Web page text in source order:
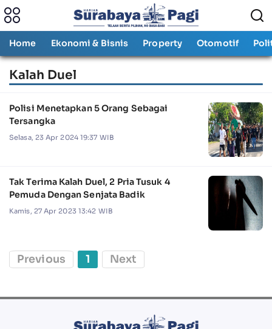
Home Ekonomi & Bisnis Property Otomotif
Kalah Duel
Polisi Menetapkan 5 Orang Sebagai
Tersangka
Selasa, 23 Apr 2024 19:37 WIB
Tak Terima Kalah Duel, 2 Pria Tusuk 4
Pemuda Dengan Senjata Badik
Kamis, 27 Apr 2023 13:42 WIB
Previous 1 Next